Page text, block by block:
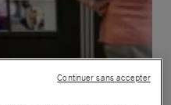
Continuer sans accepter